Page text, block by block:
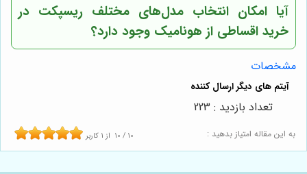
آیا امکان انتخاب مدل‌های مختلف ریسپکت در
خرید اقساطی از هونامیک وجود دارد؟
مشخصات
به این مقاله امتیاز بدهید : 10 / 10 از 1 کاربر
تعداد بازدید : 223